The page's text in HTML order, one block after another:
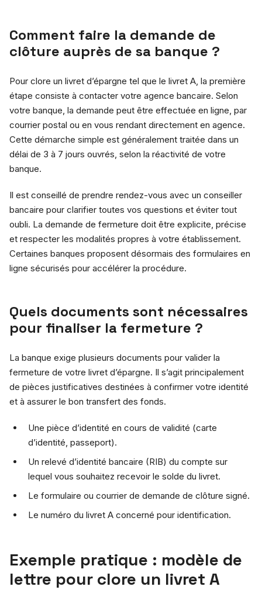
Comment faire la demande de
clôture auprès de sa banque ?
Pour clore un livret d’épargne tel que le livret A, la première
étape consiste à contacter votre agence bancaire. Selon
votre banque, la demande peut être effectuée en ligne, par
courrier postal ou en vous rendant directement en agence.
Cette démarche simple est généralement traitée dans un
délai de 3 à 7 jours ouvrés, selon la réactivité de votre
banque.
Il est conseillé de prendre rendez-vous avec un conseiller
bancaire pour clarifier toutes vos questions et éviter tout
oubli. La demande de fermeture doit être explicite, précise
et respecter les modalités propres à votre établissement.
Certaines banques proposent désormais des formulaires en
ligne sécurisés pour accélérer la procédure.
Quels documents sont nécessaires
pour finaliser la fermeture ?
La banque exige plusieurs documents pour valider la
fermeture de votre livret d’épargne. Il s’agit principalement
de pièces justificatives destinées à confirmer votre identité
et à assurer le bon transfert des fonds.
Une pièce d’identité en cours de validité (carte
d’identité, passeport).
Un relevé d’identité bancaire (RIB) du compte sur
lequel vous souhaitez recevoir le solde du livret.
Le formulaire ou courrier de demande de clôture signé.
Le numéro du livret A concerné pour identification.
Exemple pratique : modèle de
lettre pour clore un livret A